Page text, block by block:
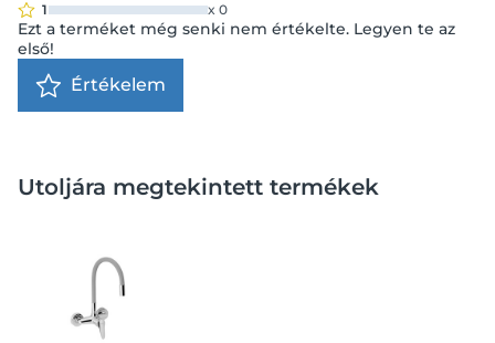
1
x 0
Ezt a terméket még senki nem értékelte. Legyen te az
első!
Értékelem
Utoljára megtekintett termékek